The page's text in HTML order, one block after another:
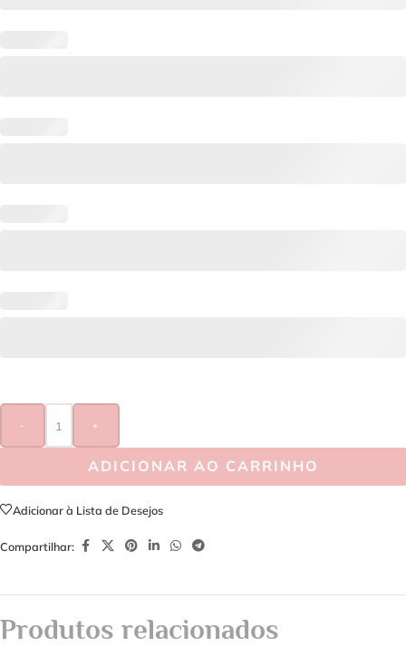
- +
ADICIONAR AO CARRINHO
Adicionar à Lista de Desejos
Compartilhar:
Produtos relacionados